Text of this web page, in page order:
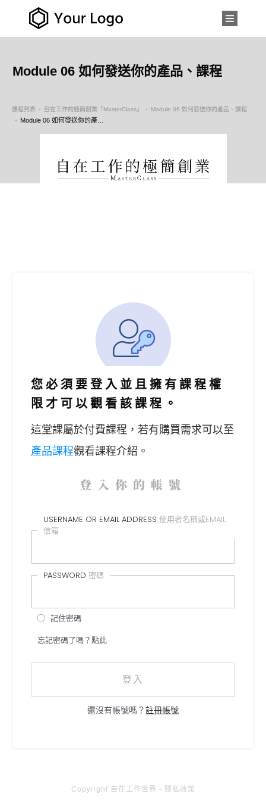
Module 06 如何發送你的產品、課程
課程列表 自在工作的極簡創業「MasterClass」 Module 06 如何發送你的產品、課程
您必須要登入並且擁有課程權
限才可以觀看該課程。
這堂課屬於付費課程， 若有購買需求可以至
產品課程觀看課程介紹。
登入你的帳號
USERNAME OR EMAIL ADDRESS 使用者名稱或EMAIL
信箱
PASSWORD 密碼
記住密碼
忘記密碼了嗎？點此
登入
還沒有帳號嗎？註冊帳號
Copyright 自在工作世界 - 隱私政策